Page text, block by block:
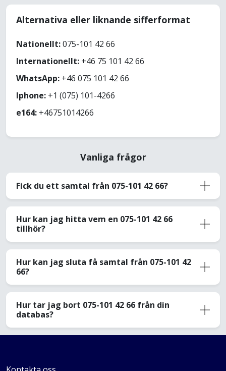
Alternativa eller liknande sifferformat
Nationellt:075-101 42 66
Internationellt: +46 75 101 42 66
WhatsApp: +46 075 101 42 66
Iphone: +1 (075) 101-4266
e164: +46751014266
Vanliga frågor
Fick du ett samtal från 075-101 42 66?
Hur kan jag hitta vem en 075-101 42 66
tillhör?
Hur kan jag sluta få samtal från 075-101 42
66?
Hur tar jag bort 075-101 42 66 från din
databas?